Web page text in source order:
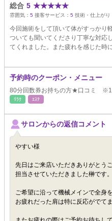
総合 5 ★★★★★
雰囲気： 5 接客サービス： 5 技術・仕上がり
今回施術をして頂いて体がすっかり
ついても聞いてくださり丁寧な対応
てくれました。また疲れを感じた時
予約時のクーポン・メニュー
80分回数券お持ちの方★口コミ
ﾘﾗｸ ｴｽﾃ
サロンからの返信コメント
やすい様
先日はご来店いただきありがとう
担当させていただきました榊です。
ご希望に沿って機械メインで全身
お疲れだった肩は特に反応がでて